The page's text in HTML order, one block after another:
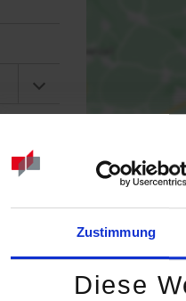
Zustimmung
Diese
Studiengang /